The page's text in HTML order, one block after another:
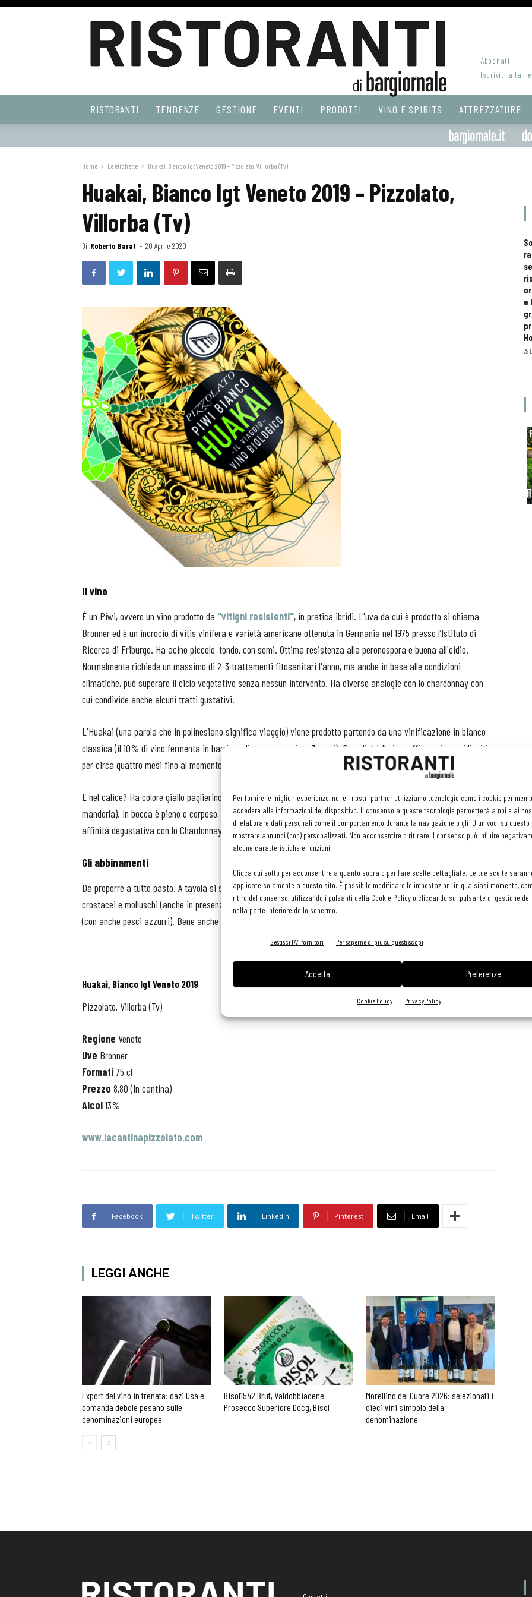
Per fornire le migliori esperienze, noi e i nostri partner utilizziamo tecnologie come i cookie per
accedere alle informazioni del dispositivo. Il consenso a queste tecnologie permetterà a noi e ai
di elaborare dati personali come il comportamento durante la navigazione o gli ID univoci su questo
mostrare annunci (non) personalizzati. Non acconsentire o ritirare il consenso può influire
alcune caratteristiche e funzioni.
Clicca qui sotto per acconsentire a quanto sopra o per fare scelte dettagliate. Le tue scelte
applicate solamente a questo sito. È possibile modificare le impostazioni in qualsiasi momento,
ritiro del consenso, utilizzando i pulsanti della Cookie Policy o cliccando sul pulsante di gestione del
nella parte inferiore dello schermo.
Gestisci 1771 fornitori Per saperne di più su questi scopi
Accetta Preferenze
Cookie Policy Privacy Policy
Web
Abbonati
Iscriviti alla
RISTORANTI TENDENZE GESTIONE EVENTI PRODOTTI VINO E SPIRITS ATTREZZATURE
Home Le etichette Huakai, Bianco Igt Veneto 2019 – Pizzolato, Villorba (Tv)
Huakai, Bianco Igt Veneto 2019 – Pizzolato,
Villorba (Tv)
Di Roberto Barat - 20 Aprile 2020
Il vino
È un Piwi, ovvero un vino prodotto da "vitigni resistenti", in pratica ibridi. L'uva da cui è prodotto si chiama
Bronner ed è un incrocio di vitis vinifera e varietà americane ottenuta in Germania nel 1975 presso l’Istituto di
Ricerca di Friburgo. Ha acino piccolo, tondo, con semi. Ottima resistenza alla peronospora e buona all'oidio.
Normalmente richiede un massimo di 2-3 trattamenti fitosanitari l'anno, ma anche in base alle condizioni
climatiche, può superare il ciclo vegetativo senza nessun intervento. Ha diverse analogie con lo chardonnay con
cui condivide anche alcuni tratti gustativi.
L'Huakai (una parola che in polinesiano significa viaggio) viene prodotto partendo da una vinificazione in bianco
classica (il 10% di vino fermenta in barrique di rovere per circa 3 mesi). Dopodiché Il vino, affina sui propri lieviti
per circa quattro mesi fino al momento dell’imbottigliamento prima del quale viene filtrato.
E nel calice? Ha colore giallo paglierino carico, al naso profuma di frutta (mela e banana) e frutta secca (noce,
mandorla). In bocca è pieno e corposo, di discreta acidità, piuttosto persistente. All'assaggio conferma una certa
affinità degustativa con lo Chardonnay.
Gli abbinamenti
Da proporre a tutto pasto. A tavola si sposa con antipasti di mare cotti e crudi, con primi piatti a base di
crostacei e molluschi (anche in presenza di pomodoro fresco). Bene infine con pesci bianchi al forno, fritti misti
(con anche pesci azzurri). Bene anche con formaggi freschi e salumi in genere.
Huakai, Bianco Igt Veneto 2019
Pizzolato, Villorba (Tv)
Regione Veneto
Uve Bronner
Formati75 cl
Prezzo 8,80 (In cantina)
Alcol13%
www.lacantinapizzolato.com
Facebook Twitter Linkedin Pinterest Email
LEGGI ANCHE
Export del vino in frenata: dazi Usa e
domanda debole pesano sulle
denominazioni europee
Bisol1542 Brut, Valdobbiadene
Prosecco Superiore Docg, Bisol
Morellino del Cuore 2026: selezionati i
dieci vini simbolo della
denominazione
e
29